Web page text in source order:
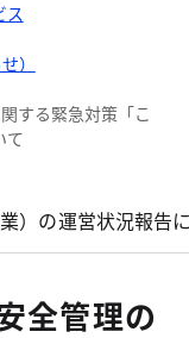
ス
）
する緊急対策「こ
て
）の運営状況報告
全管理の